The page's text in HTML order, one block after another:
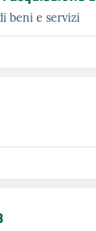
beni e servizi